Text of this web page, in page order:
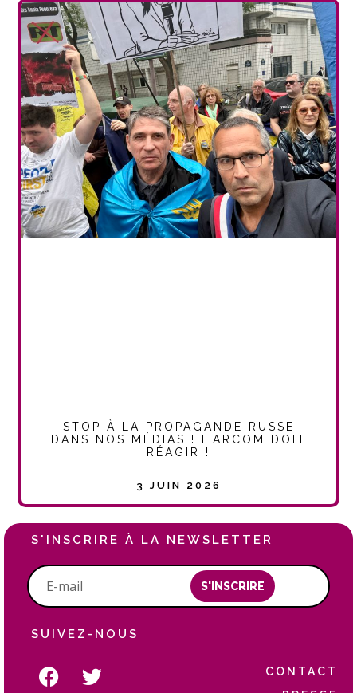
STOP À LA PROPAGANDE RUSSE
DANS NOS MÉDIAS ! L’ARCOM DOIT
RÉAGIR !
3 JUIN 2026
S'INSCRIRE À LA NEWSLETTER
S'INSCRIRE
SUIVEZ-NOUS
CONTACT